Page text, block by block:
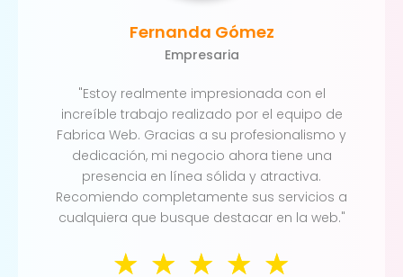
"Estoy realmente impresionada con el
increíble trabajo realizado por el equipo de
Fabrica Web. Gracias a su profesionalismo y
dedicación, mi negocio ahora tiene una
presencia en línea sólida y atractiva.
Recomiendo completamente sus servicios a
cualquiera que busque destacar en la web."
Fernanda Gómez
Empresaria
☆ ☆ ☆ ☆ ☆